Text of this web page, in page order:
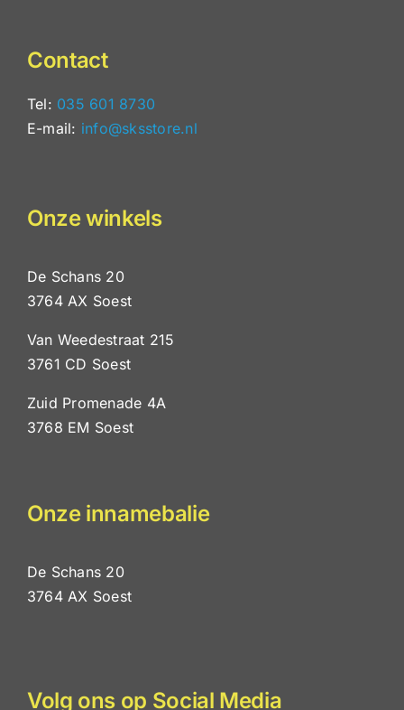
Contact
Tel: 035 601 8730
E-mail: info@sksstore.nl
Onze winkels
De Schans 20
3764 AX Soest
Van Weedestraat 215
3761 CD Soest
Zuid Promenade 4A
3768 EM Soest
Onze innamebalie
De Schans 20
3764 AX Soest
Volg ons op Social Media